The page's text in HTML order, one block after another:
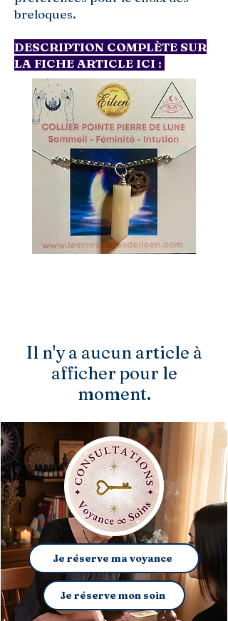
breloques.
DESCRIPTION COMPLÈTE SUR
LA FICHE ARTICLE ICI :
Il n'y a aucun article à
afficher pour le
moment.
Je réserve ma voyance
Je réserve mon soin